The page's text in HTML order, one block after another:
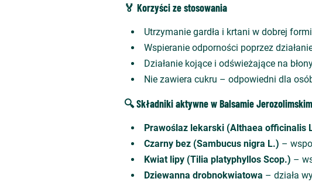
🏅 Korzyści ze stosowania
Utrzymanie gardła i krtani w dobrej
Wspieranie odporności poprzez
Działanie kojące i odświeżające na
Nie zawiera cukru – odpowiedni dla
🔍 Składniki aktywne w Balsamie
Prawoślaz lekarski (Althaea officinalis
Czarny bez (Sambucus nigra L.) –
Kwiat lipy (Tilia platyphyllos Scop.) –
Dziewanna drobnokwiatowa – działa